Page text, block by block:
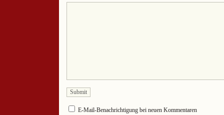
E-Mail-Benachrichtigung bei neuen Kommentaren